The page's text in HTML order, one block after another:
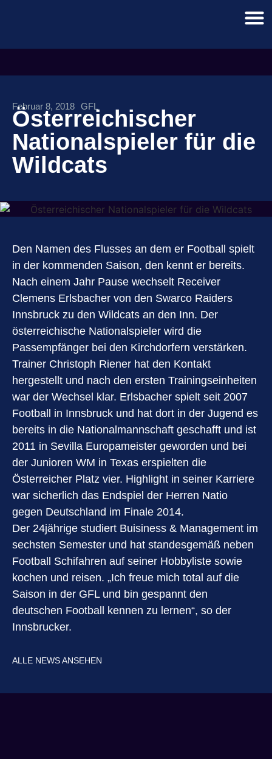
Februar 8, 2018 GFL
Österreichischer
Nationalspieler für die
Wildcats
Den Namen des Flusses an dem er Football spielt
in der kommenden Saison, den kennt er bereits.
Nach einem Jahr Pause wechselt Receiver
Clemens Erlsbacher von den Swarco Raiders
Innsbruck zu den Wildcats an den Inn. Der
österreichische Nationalspieler wird die
Passempfänger bei den Kirchdorfern verstärken.
Trainer Christoph Riener hat den Kontakt
hergestellt und nach den ersten Trainingseinheiten
war der Wechsel klar. Erlsbacher spielt seit 2007
Football in Innsbruck und hat dort in der Jugend es
bereits in die Nationalmannschaft geschafft und ist
2011 in Sevilla Europameister geworden und bei
der Junioren WM in Texas erspielten die
Österreicher Platz vier. Highlight in seiner Karriere
war sicherlich das Endspiel der Herren Natio
gegen Deutschland im Finale 2014.
Der 24jährige studiert Buisiness & Management im
sechsten Semester und hat standesgemäß neben
Football Schifahren auf seiner Hobbyliste sowie
kochen und reisen. „Ich freue mich total auf die
Saison in der GFL und bin gespannt den
deutschen Football kennen zu lernen“, so der
Innsbrucker.
ALLE NEWS ANSEHEN